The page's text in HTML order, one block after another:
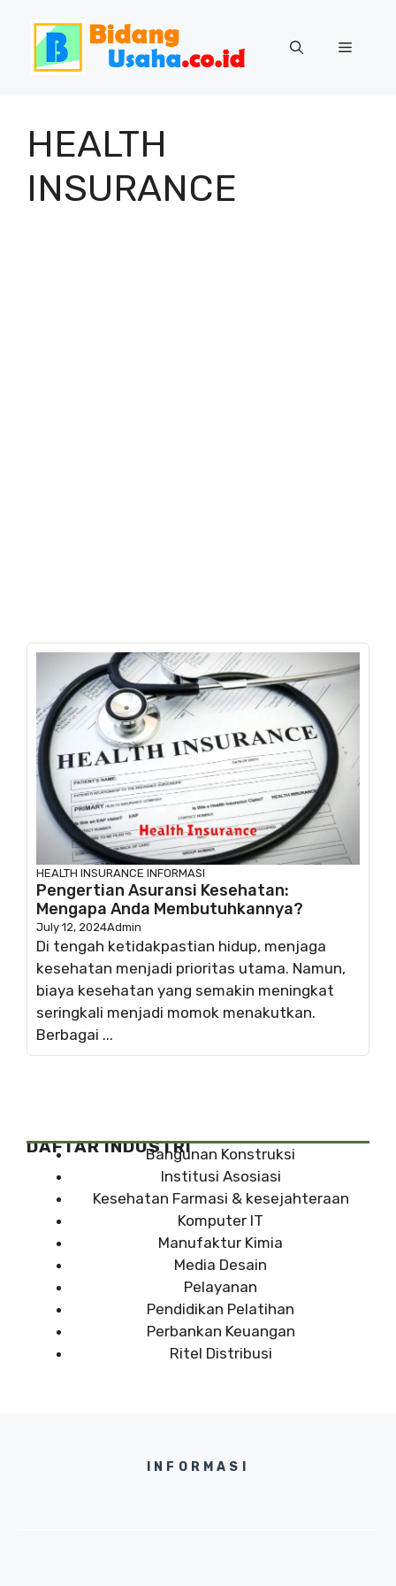
Menu
HEALTH
INSURANCE
HEALTH INSURANCE INFORMASI
Pengertian Asuransi Kesehatan:
Mengapa Anda Membutuhkannya?
July 12, 2024Admin
Di tengah ketidakpastian hidup, menjaga
kesehatan menjadi prioritas utama. Namun,
biaya kesehatan yang semakin meningkat
seringkali menjadi momok menakutkan.
Berbagai ...
DAFTAR INDUSTRIBangunan Konstruksi
Institusi Asosiasi
Kesehatan Farmasi & kesejahteraan
Komputer IT
Manufaktur Kimia
Media Desain
Pelayanan
Pendidikan Pelatihan
Perbankan Keuangan
Ritel Distribusi
INFORMASI